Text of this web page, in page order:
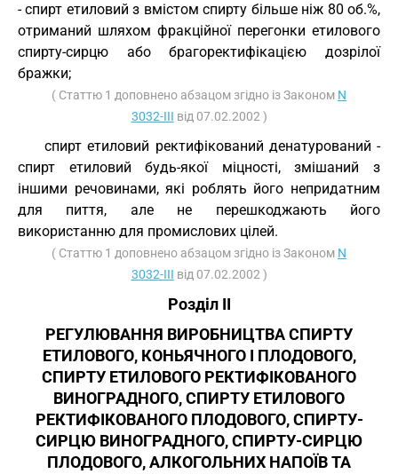
- спирт етиловий з вмістом спирту більше ніж 80 об.%,
отриманий шляхом фракційної перегонки етилового
спирту-сирцю або брагоректифікацією дозрілої
бражки;
( Статтю 1 доповнено абзацом згідно із Законом N
3032-III від 07.02.2002 )
спирт етиловий ректифікований денатурований -
спирт етиловий будь-якої міцності, змішаний з
іншими речовинами, які роблять його непридатним
для пиття, але не перешкоджають його
використанню для промислових цілей.
( Статтю 1 доповнено абзацом згідно із Законом N
3032-III від 07.02.2002 )
Розділ II
РЕГУЛЮВАННЯ ВИРОБНИЦТВА СПИРТУ
ЕТИЛОВОГО, КОНЬЯЧНОГО І ПЛОДОВОГО,
СПИРТУ ЕТИЛОВОГО РЕКТИФІКОВАНОГО
ВИНОГРАДНОГО, СПИРТУ ЕТИЛОВОГО
РЕКТИФІКОВАНОГО ПЛОДОВОГО, СПИРТУ-
СИРЦЮ ВИНОГРАДНОГО, СПИРТУ-СИРЦЮ
ПЛОДОВОГО, АЛКОГОЛЬНИХ НАПОЇВ ТА